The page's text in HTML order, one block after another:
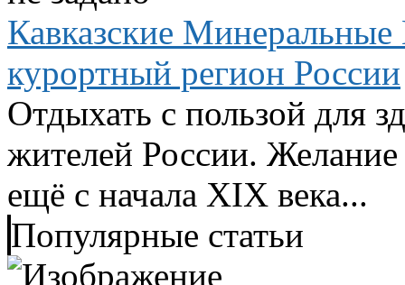
Кавказские
курортный регион России
Отдыхать с пользой для
жителей России. Желание
ещё с начала XIX века...
Популярные статьи